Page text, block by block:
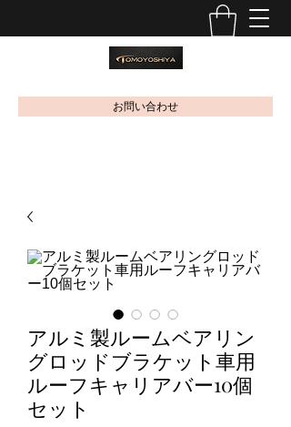
お問い合わせ
アルミ製ルームベアリン
グロッドブラケット車用
ルーフキャリアバー10個
セット